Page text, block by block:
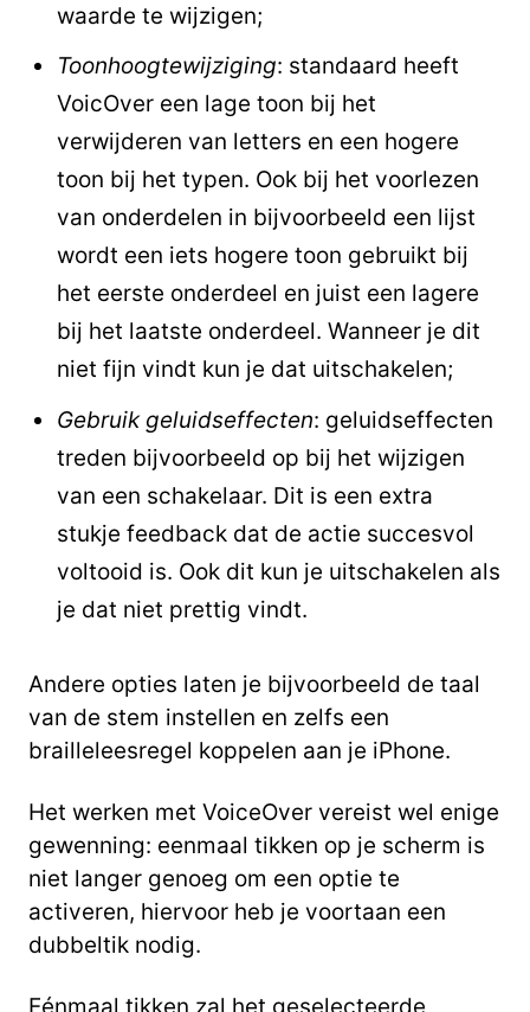
waarde te wijzigen;
Toonhoogtewijziging: standaard heeft
VoicOver een lage toon bij het
verwijderen van letters en een hogere
toon bij het typen. Ook bij het voorlezen
van onderdelen in bijvoorbeeld een lijst
wordt een iets hogere toon gebruikt bij
het eerste onderdeel en juist een lagere
bij het laatste onderdeel. Wanneer je dit
niet fijn vindt kun je dat uitschakelen;
Gebruik geluidseffecten: geluidseffecten
treden bijvoorbeeld op bij het wijzigen
van een schakelaar. Dit is een extra
stukje feedback dat de actie succesvol
voltooid is. Ook dit kun je uitschakelen als
je dat niet prettig vindt.
Andere opties laten je bijvoorbeeld de taal
van de stem instellen en zelfs een
brailleleesregel koppelen aan je iPhone.
Het werken met VoiceOver vereist wel enige
gewenning: eenmaal tikken op je scherm is
niet langer genoeg om een optie te
activeren, hiervoor heb je voortaan een
dubbeltik nodig.